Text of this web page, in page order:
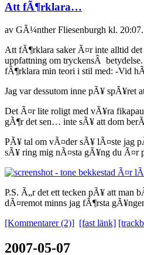
Att fÃ¶rklara…
av GÃ¼nther Fliesenburgh kl.
Att fÃ¶rklara saker Ã¤r inte alltid
uppfattning om tryckensÂ
fÃ¶rklara min teori i stil med: -Vid
Jag var dessutom inne pÃ¥
Det Ã¤r lite roligt med vÃ¥ra
gÃ¶r det sen… inte sÃ¥ att dom
PÃ¥ tal om vÃ¤der sÃ¥ lÃ¤ste jag
sÃ¥ ring mig nÃ¤sta gÃ¥ng du Ã¤r
P.S. Ã„r det ett tecken pÃ¥ att man
dÃ¤remot minns jag fÃ¶rsta
[Kommentarer (2)] [fast länk]
2007-05-07